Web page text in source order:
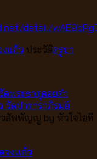
detail/
แก้ว ประวัติครูบา
ดพระธาตุดอยคำ
วัดป่าดาราภิรมย์
สัพพัญญู by หัวใจไอที
วงแก้ว